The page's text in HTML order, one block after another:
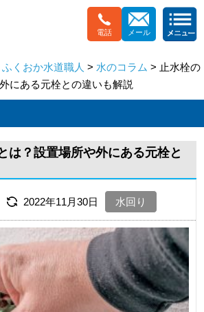
電話 メール
くおか水道職人 > 水のコラム > 止水栓の
にある元栓との違いも解説
は？設置場所や外にある元栓と
2022年11月30日 水回り